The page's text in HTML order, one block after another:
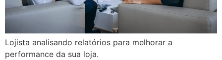
Lojista analisando relatórios para melhorar a
performance da sua loja.